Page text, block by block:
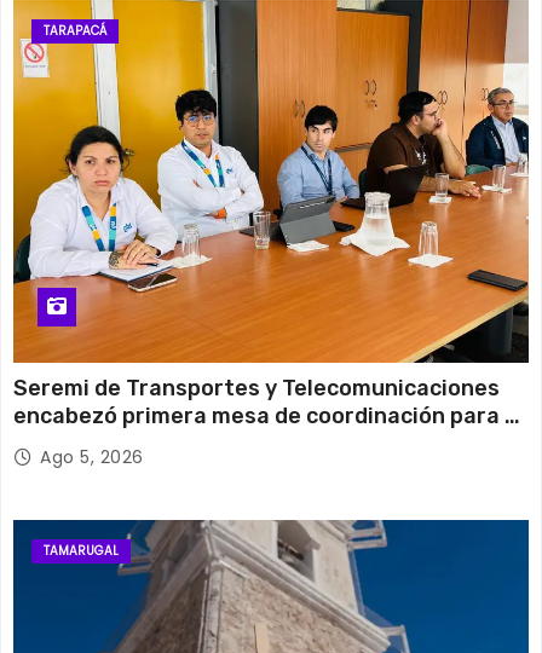
11 de agosto
Martes
12 de agosto
Miércoles
TARAPACÁ
Seremi de Transportes y Telecomunicaciones
encabezó primera mesa de coordinación para el
retiro de cables en desuso en Iquique
Ago 5, 2026
TAMARUGAL